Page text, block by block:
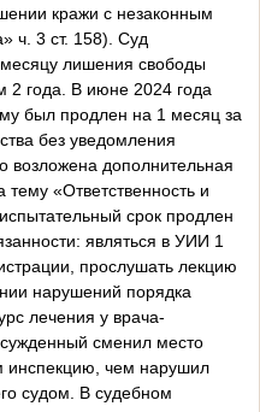
кражи с незаконным
ч. 3 ст. 158). Суд
лишения свободы
2 года. В июне 2024 года
был продлен на 1 месяц за
без уведомления
возложена дополнительная
«Ответственность и
срок продлен
являться в УИИ 1
прослушать лекцию
нарушений порядка
лечения у врача-
сменил место
инспекцию, чем нарушил
судом. В судебном